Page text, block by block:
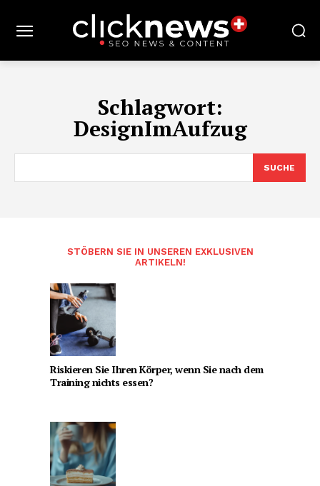
Schlagwort:
DesignImAufzug
SUCHE
STÖBERN SIE IN UNSEREN EXKLUSIVEN
ARTIKELN!
Riskieren Sie Ihren Körper, wenn Sie nach dem
Training nichts essen?